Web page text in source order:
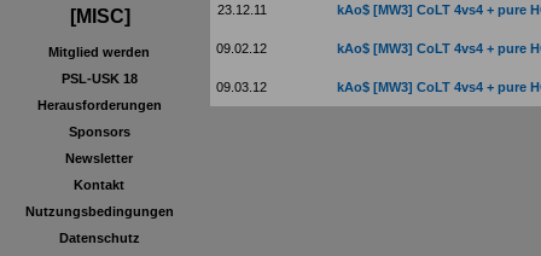
[MISC]
Mitglied werden
PSL-USK 18
Herausforderungen
Sponsors
Newsletter
Kontakt
Nutzungsbedingungen
Datenschutz
23.12.11 kAo$ [MW3] CoLT 4vs4 + pure
09.02.12 kAo$ [MW3] CoLT 4vs4 + pure
09.03.12 kAo$ [MW3] CoLT 4vs4 + pure